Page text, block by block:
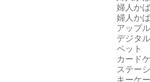
婦人か
婦人か
アップ
デジタ
ペット
カード
ステー
キーケ